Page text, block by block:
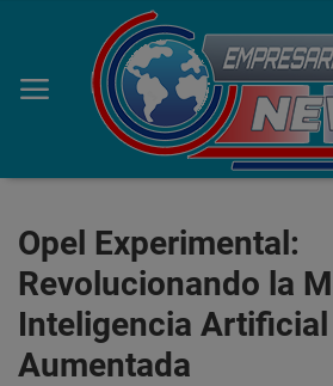
Inicio
Economía
Negocios
Opel Experimental:
Revolucionando la
Inteligencia Artificial
Aumentada